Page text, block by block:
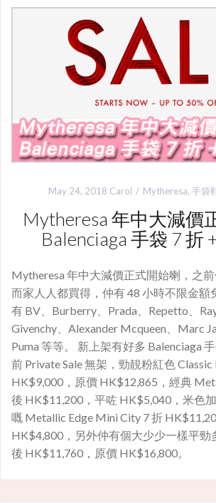
May 24, 2018 Carol Mytheresa, 手袋
Mytheresa 年中大減價
Balenciaga 手袋 7 折
Mytheresa 年中大減價正式開始喇，之前
而家人人都買得，仲有 48 小時不限金額
有 BV、Burberry、Prada、Repetto、
Givenchy、Alexander Mcqueen、Marc
Puma 等等。 新上架有好多 Balenciaga
前 Private Sale 無架，勁靚粉紅色
HK$9,000，原價 HK$12,865，經典
後 HK$11,200，平咗 HK$5,040，米色
嘅 Metallic Edge Mini City 7 折
HK$4,800，另外仲有個大少少一樣平勁
後 HK$11,760，原價 HK$16,800。